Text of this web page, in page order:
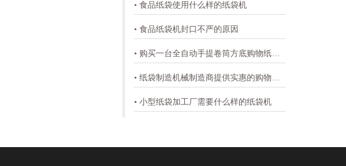
• 食品纸袋使用什么样的纸袋机
• 食品纸袋机封口不严的原因
• 购买一台全自动手提卷筒方底购物纸袋机买多少钱
• 纸袋制造机械制造商提供实惠的购物袋纸袋机价格
• 小型纸袋加工厂需要什么样的纸袋机